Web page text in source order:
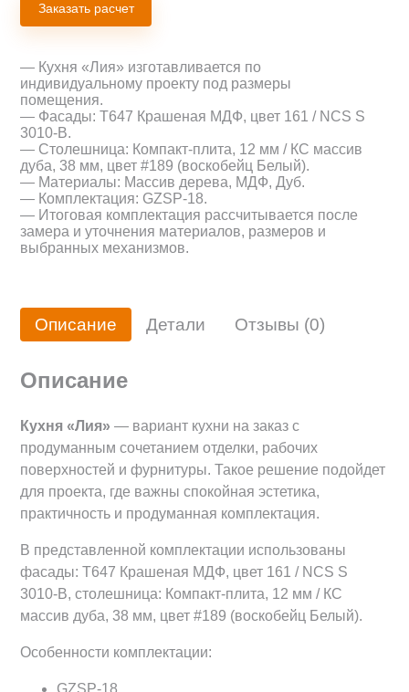
Заказать расчет
— Кухня «Лия» изготавливается по
индивидуальному проекту под размеры
помещения.
— Фасады: Т647 Крашеная МДФ, цвет 161 / NCS S
3010-B.
— Столешница: Компакт-плита, 12 мм / КС массив
дуба, 38 мм, цвет #189 (воскобейц Белый).
— Материалы: Массив дерева, МДФ, Дуб.
— Комплектация: GZSP-18.
— Итоговая комплектация рассчитывается после
замера и уточнения материалов, размеров и
выбранных механизмов.
Описание Детали Отзывы (0)
Описание
Кухня «Лия» — вариант кухни на заказ с
продуманным сочетанием отделки, рабочих
поверхностей и фурнитуры. Такое решение подойдет
для проекта, где важны спокойная эстетика,
практичность и продуманная комплектация.
В представленной комплектации использованы
фасады: Т647 Крашеная МДФ, цвет 161 / NCS S
3010-B, столешница: Компакт-плита, 12 мм / КС
массив дуба, 38 мм, цвет #189 (воскобейц Белый).
Особенности комплектации:
GZSP-18